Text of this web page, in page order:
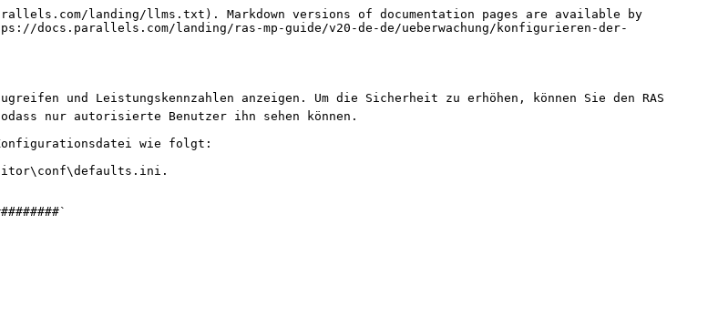
landing/llms.txt). Markdown versions of documentation pages are available by
docs.parallels.com/landing/ras-mp-guide/v20-de-de/ueberwachung/konfigurieren-der-
und Leistungskennzahlen anzeigen. Um die Sicherheit zu erhöhen, können Sie den RAS
nur autorisierte Benutzer ihn sehen können.
wie folgt: